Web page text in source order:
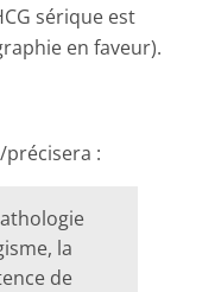
sérique est
en faveur).
:
la
de